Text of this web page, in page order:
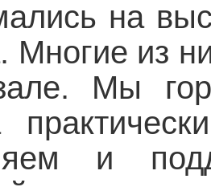
на
Многие из
Мы
и